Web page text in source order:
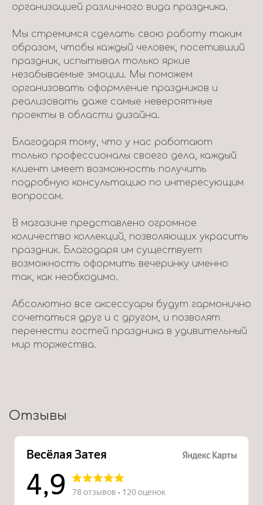
организацией различного вида праздника.
Мы стремимся сделать свою работу таким
образом, чтобы каждый человек, посетивший
праздник, испытывал только яркие
незабываемые эмоции. Мы поможем
организовать оформление праздников и
реализовать даже самые невероятные
проекты в области дизайна.
Благодаря тому, что у нас работают
только профессионалы своего дела, каждый
клиент имеет возможность получить
подробную консультацию по интересующим
вопросам.
В магазине представлено огромное
количество коллекций, позволяющих украсить
праздник. Благодаря им существует
возможность оформить вечеринку именно
так, как необходимо.
Абсолютно все аксессуары будут гармонично
сочетаться друг и с другом, и позволят
перенести гостей праздника в удивительный
мир торжества.
Отзывы